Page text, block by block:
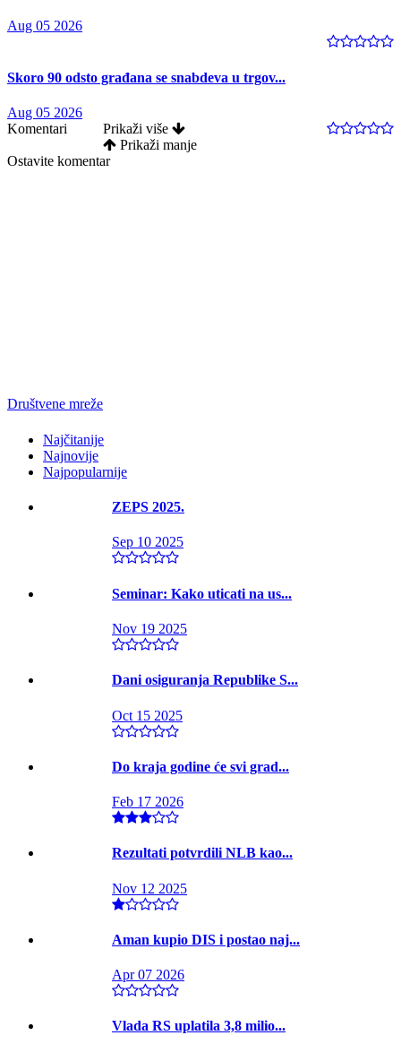
Aug 05 2026
Skoro 90 odsto građana se snabdeva u trgov...
Aug 05 2026
Komentari
Prikaži više
Prikaži manje
Ostavite komentar
Društvene mreže
Najčitanije
Najnovije
Najpopularnije
ZEPS 2025.
Sep 10 2025
Seminar: Kako uticati na us...
Nov 19 2025
Dani osiguranja Republike S...
Oct 15 2025
Do kraja godine će svi grad...
Feb 17 2026
Rezultati potvrdili NLB kao...
Nov 12 2025
Aman kupio DIS i postao naj...
Apr 07 2026
Vlada RS uplatila 3,8 milio...